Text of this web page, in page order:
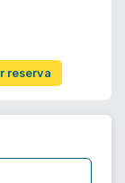
reserva